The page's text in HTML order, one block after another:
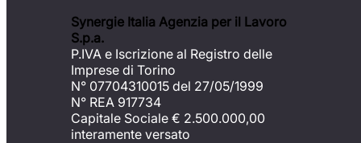
Synergie Italia Agenzia per il Lavoro
S.p.a.
P.IVA e Iscrizione al Registro delle
Imprese di Torino
N° 07704310015 del 27/05/1999
N° REA 917734
Capitale Sociale € 2.500.000,00
interamente versato